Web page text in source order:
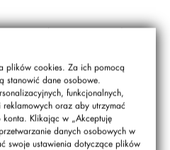
plików cookies. Za ich pomocą
stanowić dane osobowe.
funkcjonalnych,
oraz aby utrzymać
Klikając w „Akceptuję
danych osobowych w
swoje ustawienia dotyczące plików
która przeczytała
Byliśmy
Po lekturze spędziliśmy
dziękujemy za